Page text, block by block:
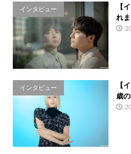
インタビュー
【
れ
インタビュー
【
歳